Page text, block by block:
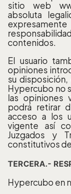
sitio web
absoluta
contenidos.
El usuario
opiniones
su
Hypercubo no
las opiniones
podrá retirar
acceso a los
vigente así
Juzgados y
constitutivos
TERCERA.-
Hypercubo en